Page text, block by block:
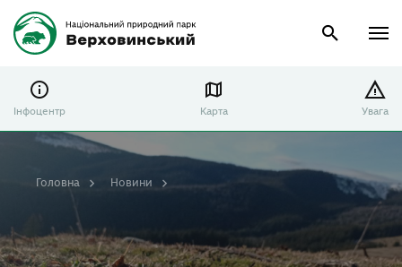
Інфоцентр Карта Увага
Головна Новини